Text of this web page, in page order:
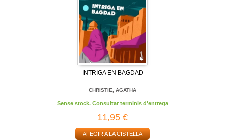
INTRIGA EN BAGDAD
CHRISTIE, AGATHA
Sense stock. Consultar terminis d'entrega
11,95 €
AFEGIR A LA CISTELLA